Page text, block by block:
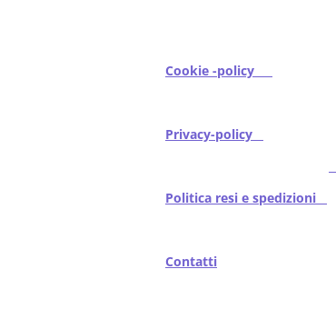
Cookie -policy
Privacy-policy
Politica resi e spedizioni
Contatti